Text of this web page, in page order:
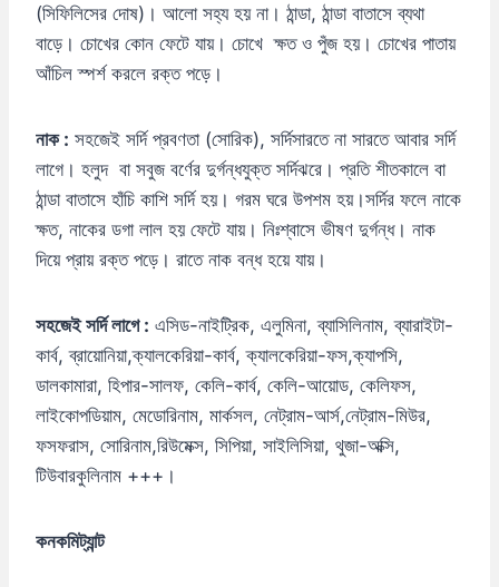
(সিফিলিসের দোষ)। আলো সহ্য হয় না। ঠান্ডা, ঠান্ডা বাতাসে ব্যথা
বাড়ে। চোখের কোন ফেটে যায়। চোখে ক্ষত ও পুঁজ হয়। চোখের পাতায়
আঁচিল স্পর্শ করলে রক্ত পড়ে।
নাক : সহজেই সর্দি প্রবণতা (সোরিক), সর্দিসারতে না সারতে আবার সর্দি
লাগে। হলুদ বা সবুজ বর্ণের দুর্গন্ধযুক্ত সর্দিঝরে। প্রতি শীতকালে বা
ঠান্ডা বাতাসে হাঁচি কাশি সর্দি হয়। গরম ঘরে উপশম হয়।সর্দির ফলে নাকে
ক্ষত, নাকের ডগা লাল হয় ফেটে যায়। নিঃশ্বাসে ভীষণ দুর্গন্ধ। নাক
দিয়ে প্রায় রক্ত পড়ে। রাতে নাক বন্ধ হয়ে যায়।
সহজেইসর্দিলাগে : এসিড-নাইট্রিক, এলুমিনা, ব্যাসিলিনাম, ব্যারাইটা-
কার্ব, ব্রায়োনিয়া,ক্যালকেরিয়া-কার্ব, ক্যালকেরিয়া-ফস,ক্যাপসি,
ডালকামারা, হিপার-সালফ, কেলি-কার্ব, কেলি-আয়োড, কেলিফস,
লাইকোপডিয়াম, মেডোরিনাম, মার্কসল, নেট্রাম-আর্স,নেট্রাম-মিউর,
ফসফরাস, সোরিনাম,রিউমেক্স, সিপিয়া, সাইলিসিয়া, থুজা-অক্সি,
টিউবারকুলিনাম +++।
কনকমিট্যান্ট